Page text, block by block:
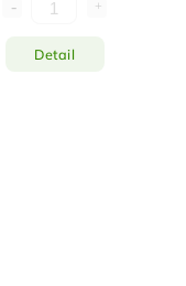
Detail